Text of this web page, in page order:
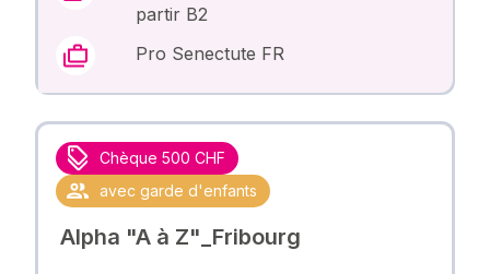
partir B2
Pro Senectute FR
Chèque 500 CHF
avec garde d'enfants
Alpha "A à Z"_Fribourg